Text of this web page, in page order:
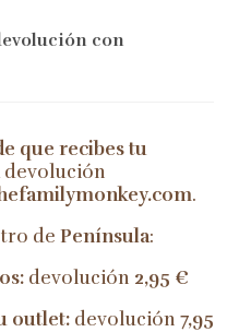
con
que recibes tu
devolución
.
de Península:
devolución 2,95 €
outlet: devolución 7,95